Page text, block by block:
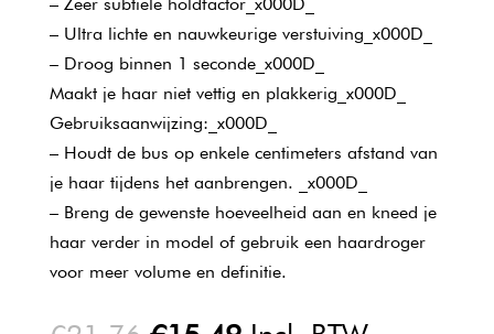
– Ultra lichte en nauwkeurige verstuiving_x000D_
– Droog binnen 1 seconde_x000D_
Maakt je haar niet vettig en plakkerig_x000D_
Gebruiksaanwijzing:_x000D_
– Houdt de bus op enkele centimeters afstand van
je haar tijdens het aanbrengen. _x000D_
– Breng de gewenste hoeveelheid aan en kneed je
haar verder in model of gebruik een haardroger
voor meer volume en definitie.